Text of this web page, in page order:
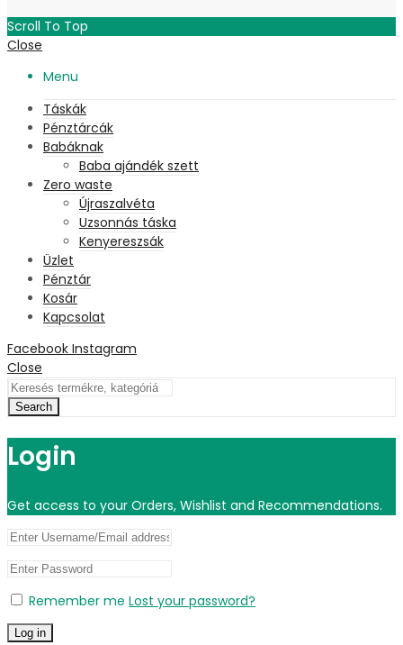
Scroll To Top
Close
Menu
Táskák
Pénztárcák
Babáknak
Baba ajándék szett
Zero waste
Újraszalvéta
Uzsonnás táska
Kenyereszsák
Üzlet
Pénztár
Kosár
Kapcsolat
Facebook Instagram
Close
Search
Login
Get access to your Orders, Wishlist and Recommendations.
Remember me Lost your password?
Log in